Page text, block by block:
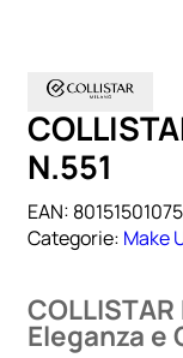
N.551
EAN:
Categorie: Make
COLLISTAR
Eleganza e